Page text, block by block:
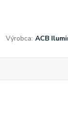
Výrobca: ACB